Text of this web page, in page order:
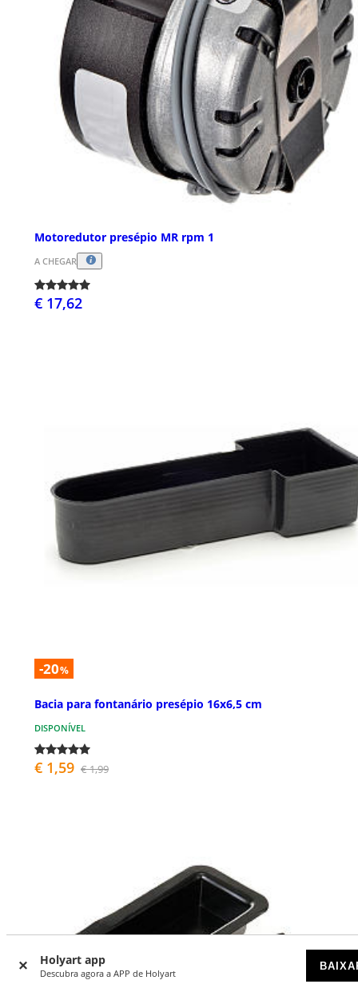
Holyart app
Descubra agora a APP de Holyart
Motoredutor presépio MR rpm 1
A CHEGAR
€ 17,62
-20%
Bacia para fontanário presépio 16x6,5 cm
DISPONÍVEL
€ 1,59 € 1,99